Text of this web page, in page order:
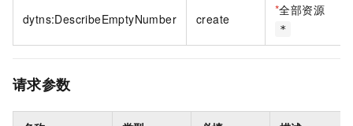
dytns:DescribeEmptyNumber create
*全部资源
*
请求参数